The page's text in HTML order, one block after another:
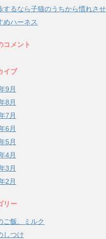
するなら子猫のうちから慣れさせ
めハーネス
コメント
イブ
9月
8月
7月
6月
5月
4月
3月
2月
リー
ご飯、ミルク
しつけ